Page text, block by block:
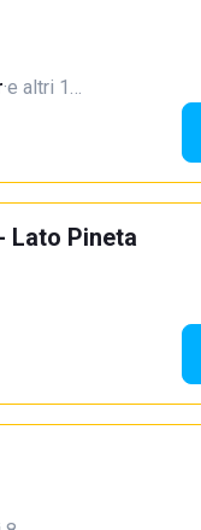
·e altri 1…
Lato Pineta